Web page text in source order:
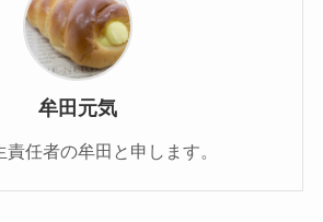
牟田元気
責任者の牟田と申します。